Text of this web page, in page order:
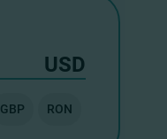
USD
GBP RON